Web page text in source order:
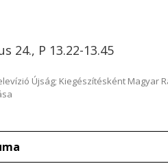
24., P 13.22-13.45
Újság; Kiegészítésként Magyar